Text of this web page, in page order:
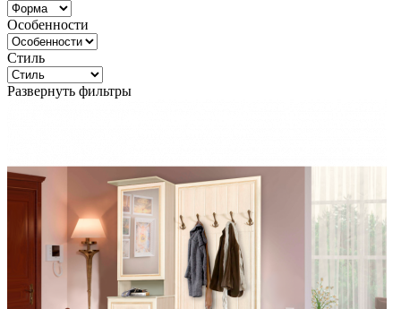
Особенности
Стиль
Развернуть фильтры